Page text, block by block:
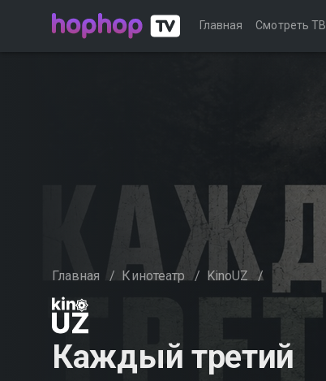
Главная Смотреть ТВ
Главная / Кинотеатр / KinoUZ /
Каждый третий